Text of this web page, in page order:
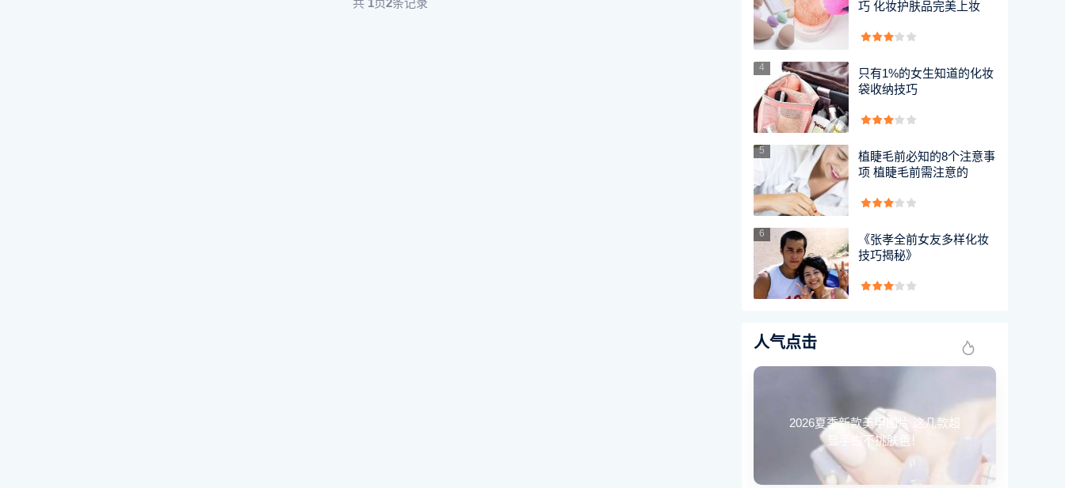
共 1页2条记录
巧 化妆护肤品完美上妆
4
只有1%的女生知道的化妆
袋收纳技巧
5
植睫毛前必知的8个注意事
项 植睫毛前需注意的
6
《张孝全前女友多样化妆
技巧揭秘》
人气点击
2026夏季新款美甲图片 这几款超
显手白不挑肤色！